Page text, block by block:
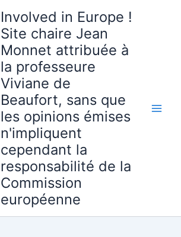
Involved in Europe !
Site chaire Jean
Monnet attribuée à
la professeure
Viviane de
Beaufort, sans que
les opinions émises
n'impliquent
cependant la
responsabilité de la
Commission
européenne